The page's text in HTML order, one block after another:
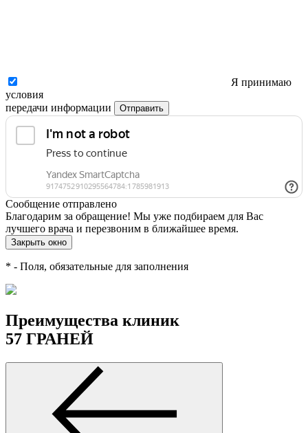
Я принимаю
условия
передачи информации
Отправить
Сообщение отправлено
Благодарим за обращение! Мы уже подбираем для Вас
лучшего врача и перезвоним в ближайшее время.
Закрыть окно
* - Поля, обязательные для заполнения
Преимущества клиник
57 ГРАНЕЙ